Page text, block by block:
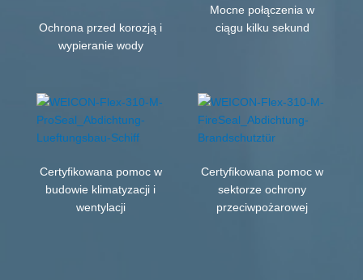
Ochrona przed korozją i
wypieranie wody
Mocne połączenia w
ciągu kilku sekund
Certyfikowana pomoc w
budowie klimatyzacji i
wentylacji
Certyfikowana pomoc w
sektorze ochrony
przeciwpożarowej